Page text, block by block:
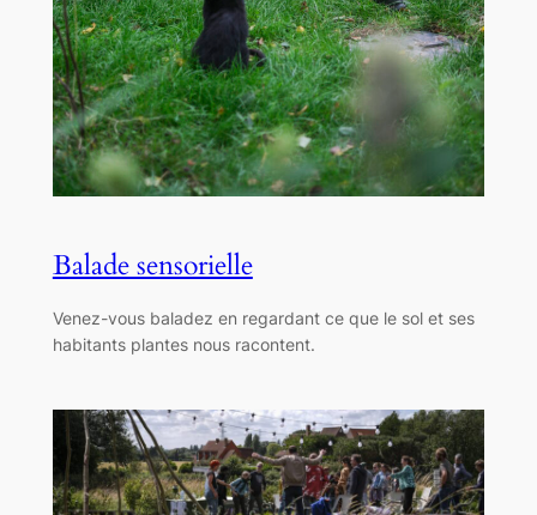
Balade sensorielle
Venez-vous baladez en regardant ce que le sol et ses
habitants plantes nous racontent.